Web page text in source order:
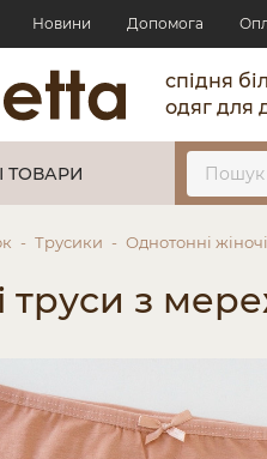
Новини Допомога
спідня
одяг для
ТОВАРИ
Трусики Однотонні
труси з